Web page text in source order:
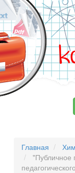
Главная
"Публичное